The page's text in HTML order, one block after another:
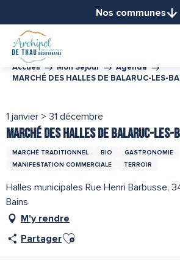
contenu
principal
Nos communes
Bouzigues
Frontignan
Marseillan
Mèze
Mireval
Montbazin
Accueil Mon Séjour
Agenda
MARCHÉ DES HALLES DE BALARUC-LES-
1 janvier > 31 décembre
MARCHÉ DES HALLES DE BALARUC-LES-
MARCHÉ TRADITIONNEL BIO
GASTRONOMIE
MANIFESTATION COMMERCIALE
TERROIR
Halles municipales Rue Henri Barbusse,
Bains
M'y rendre
PartagerAjouter aux favoris